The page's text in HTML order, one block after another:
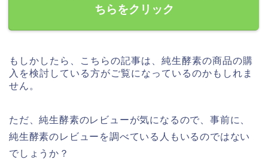
ちらをクリック
もしかしたら、こちらの記事は、純生酵素の商品の購
入を検討している方がご覧になっているのかもしれま
せん。
ただ、純生酵素のレビューが気になるので、事前に、
純生酵素のレビューを調べている人もいるのではない
でしょうか？